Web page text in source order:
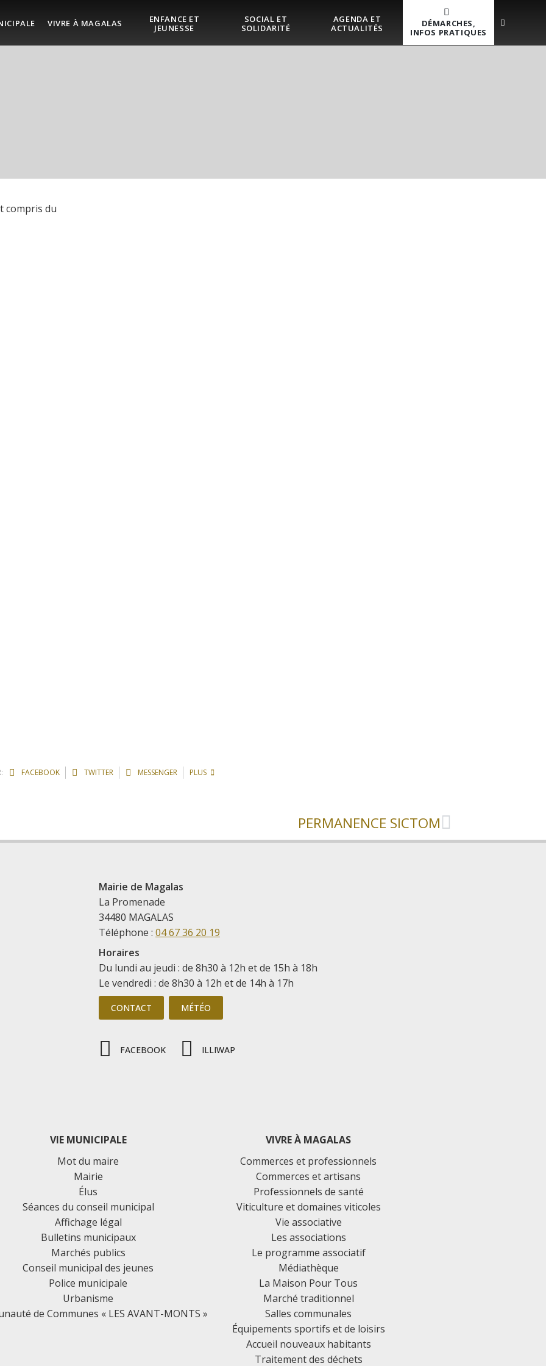
VIVRE À MAGALAS
ENFANCE ET
JEUNESSE
SOCIAL ET
SOLIDARITÉ
AGENDA ET
ACTUALITÉS
DÉMARCHES,
INFOS PRATIQUES
compris du
FACEBOOK TWITTER MESSENGER PLUS
PERMANENCE SICTOM
Mairie de Magalas
La Promenade
34480 MAGALAS
Téléphone : 04 67 36 20 19
Horaires
Du lundi au jeudi : de 8h30 à 12h et de 15h à 18h
Le vendredi : de 8h30 à 12h et de 14h à 17h
CONTACT MÉTÉO
FACEBOOK ILLIWAP
VIE MUNICIPALE
Mot du maire
Mairie
Élus
Séances du conseil municipal
Affichage légal
Bulletins municipaux
Marchés publics
Conseil municipal des jeunes
Police municipale
Urbanisme
de Communes « LES AVANT-MONTS »
VIVRE À MAGALAS
Commerces et professionnels
Commerces et artisans
Professionnels de santé
Viticulture et domaines viticoles
Vie associative
Les associations
Le programme associatif
Médiathèque
La Maison Pour Tous
Marché traditionnel
Salles communales
Équipements sportifs et de loisirs
Accueil nouveaux habitants
Traitement des déchets